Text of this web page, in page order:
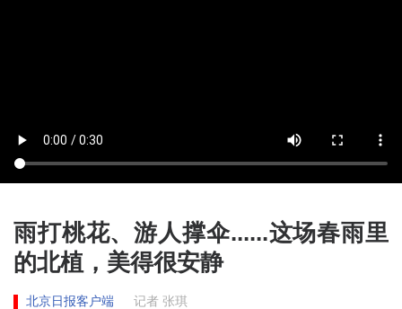
雨打桃花、游人撑伞......这场春雨里
的北植，美得很安静
北京日报客户端
记者 张琪